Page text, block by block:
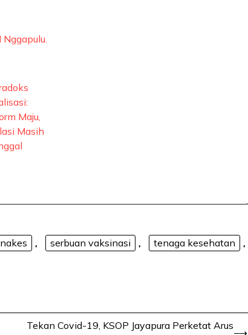
nakes , serbuan vaksinasi , tenaga kesehatan ,
Tekan Covid-19, KSOP Jayapura Perketat Arus
⟶